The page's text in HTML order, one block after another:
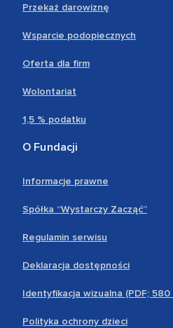
Przekaż darowiznę
Wsparcie podopiecznych
Oferta dla firm
Wolontariat
1,5 % podatku
O Fundacji
Informacje prawne
Spółka “Wystarczy Zacząć”
Regulamin serwisu
Deklaracja dostępności
Identyfikacja wizualna (PDF; 580
Polityka ochrony dzieci